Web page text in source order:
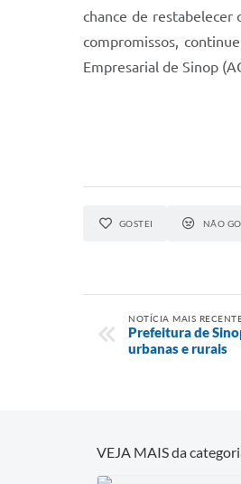
chance de
compromissos,
Empresarial de Sinop
GOSTEI NÃO
NOTÍCIA MAIS
Prefeitura de
urbanas e rurais
VEJA MAIS da